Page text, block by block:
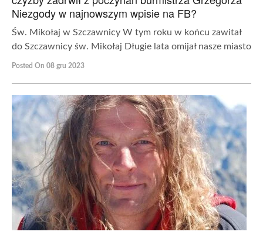
Niezgody w najnowszym wpisie na FB?
Św. Mikołaj w Szczawnicy W tym roku w końcu zawitał
do Szczawnicy św. Mikołaj Długie lata omijał nasze miasto
Posted On 08 gru 2023